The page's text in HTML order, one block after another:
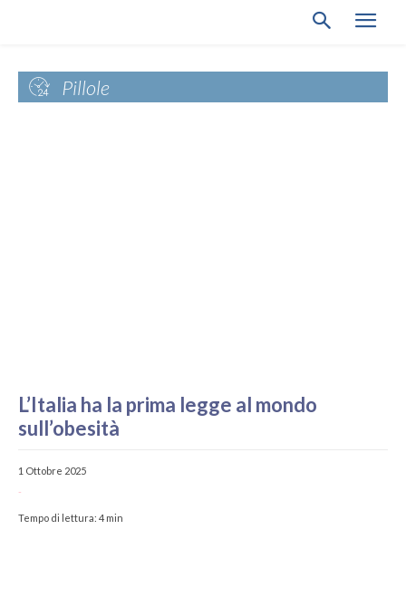
Pillole
L’Italia ha la prima legge al mondo
sull’obesità
1 Ottobre 2025
-
Tempo di lettura: 4 min